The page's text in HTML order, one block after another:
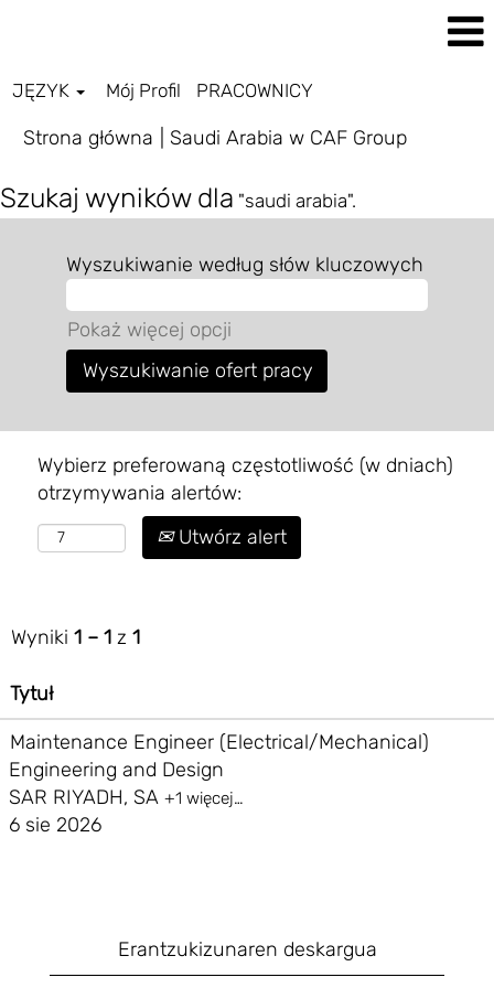
JĘZYK Mój Profil PRACOWNICY
Strona główna Saudi Arabia w CAF Group(bieżąca
Szukaj wyników dla "saudi arabia".
Wyszukiwanie według słów kluczowych
Pokaż więcej opcji
Wybierz preferowaną częstotliwość (w dniach)
otrzymywania alertów:
Utwórz alert
Wyniki 1 – 1 z 1
Tytuł
Maintenance Engineer (Electrical/Mechanical)
Engineering and Design
SAR RIYADH, SA +1 więcej…
6 sie 2026
Erantzukizunaren deskargua